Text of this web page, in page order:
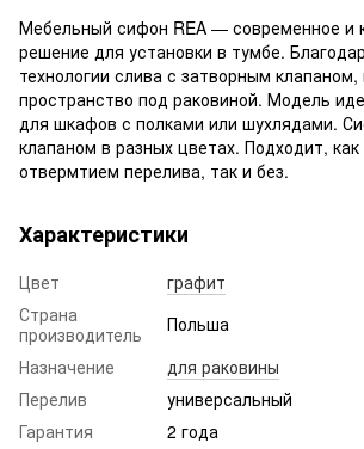
Мебельный сифон REA — современное и
решение для установки в тумбе.
технологии слива с затворным
пространство под раковиной. Модель
для шкафов с полками или шухлядами.
клапаном в разных цветах. Подходит,
отвермтием перелива, так и без.
Характеристики
Цвет
графит
Страна
производитель
Польша
Назначение
для раковины
Перелив
универсальный
Гарантия
2 года